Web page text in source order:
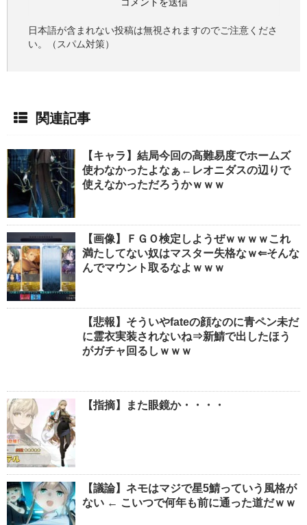
日本語が含まれない投稿は無視されますのでご注意くださ
い。（スパム対策）
関連記事
【キャラ】結局今回の高難易度でホームズ
使わなかったよなぁ←レオニダスの辺りで
使えなかっただろうかｗｗｗ
【画像】ＦＧＯ検定しようぜｗｗｗｗこれ
満たしてない奴はマスター失格なｗ⇐そんな
んでマウント取るなよｗｗｗ
【悲報】そういやfateの顔なのに青ペン未だ
に霊衣実装されないね⇒新鯖で出したほう
がガチャ回るしｗｗｗ
【指摘】また眼鏡か・・・・
【議論】ネモはマジで星5鯖っていう風格が
ない ← こいつで何年も前に通った道だｗｗ